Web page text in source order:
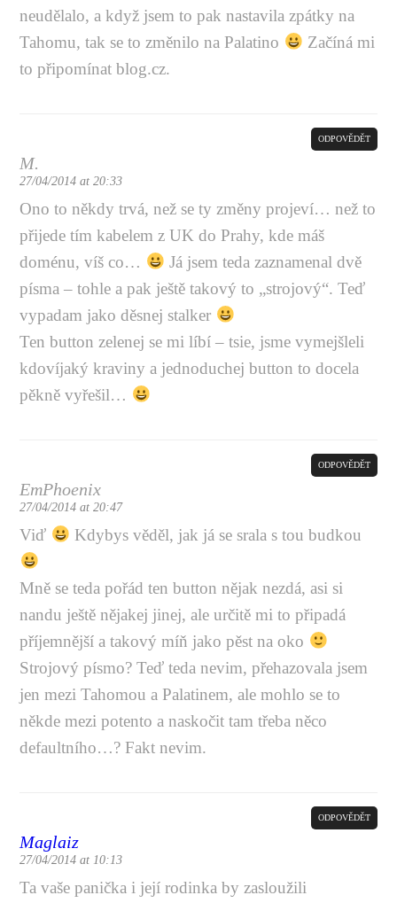
neudělalo, a když jsem to pak nastavila zpátky na
Tahomu, tak se to změnilo na Palatino
Začíná mi
to připomínatblog.cz.
M.
27/04/2014 at 20:33
ODPOVĚDĚT
Ono to někdy trvá, než se ty změny projeví… než to
přijede tím kabelem z UK do Prahy, kde máš
doménu, víš co…
Já jsem teda zaznamenal dvě
písma – tohle a pak ještě takový to „strojový“. Teď
vypadam jako děsnej stalker
Ten button zelenej se mi líbí – tsie, jsme vymejšleli
kdovíjaký kraviny a jednoduchej button to docela
pěkně vyřešil…
EmPhoenix
27/04/2014 at 20:47
ODPOVĚDĚT
Viď Kdybys věděl, jak já se srala s tou budkou
Mně se teda pořád ten button nějak nezdá, asi si
nandu ještě nějakej jinej, ale určitě mi to připadá
příjemnější a takový míň jako pěst na oko
Strojový písmo? Teď teda nevim, přehazovala jsem
jen mezi Tahomou a Palatinem, ale mohlo se to
někde mezi potento a naskočit tam třeba něco
defaultního…? Fakt nevim.
Maglaiz
27/04/2014 at 10:13
ODPOVĚDĚT
Ta vaše panička i její rodinka by zasloužili